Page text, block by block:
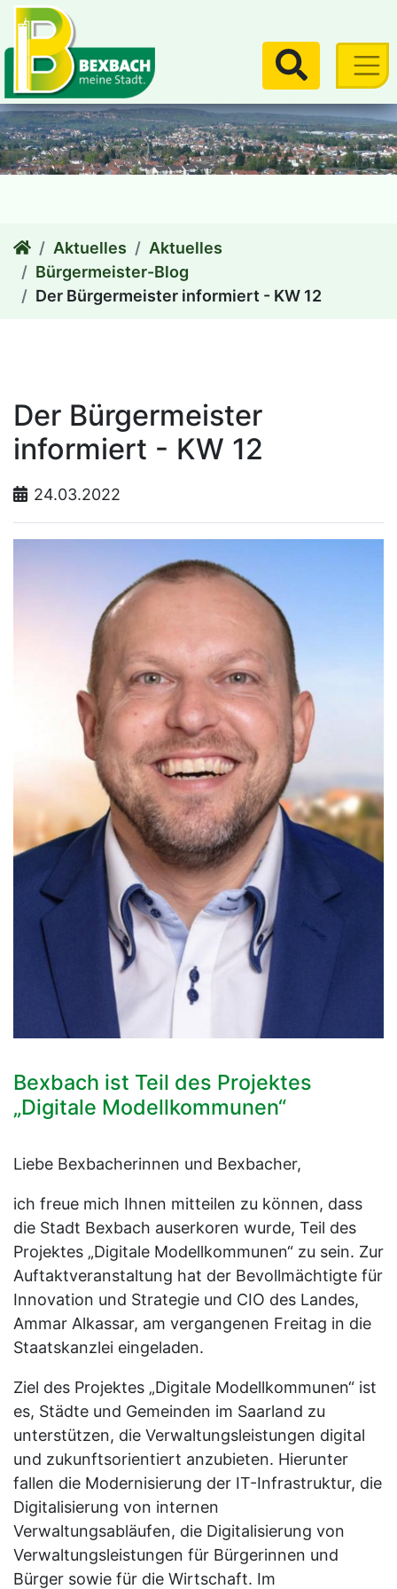
zum Inhalt
Suchen
Aktuelles
Aktuelles
Bürgermeister-Blog
Der Bürgermeister informiert - KW 12
Der Bürgermeister
informiert - KW 12
24.03.2022
Bexbach ist Teil des Projektes
„Digitale Modellkommunen“
Liebe Bexbacherinnen und Bexbacher,
ich freue mich Ihnen mitteilen zu können, dass
die Stadt Bexbach auserkoren wurde, Teil des
Projektes „Digitale Modellkommunen“ zu sein. Zur
Auftaktveranstaltung hat der Bevollmächtigte für
Innovation und Strategie und CIO des Landes,
Ammar Alkassar, am vergangenen Freitag in die
Staatskanzlei eingeladen.
Ziel des Projektes „Digitale Modellkommunen“ ist
es, Städte und Gemeinden im Saarland zu
unterstützen, die Verwaltungsleistungen digital
und zukunftsorientiert anzubieten. Hierunter
fallen die Modernisierung der IT-Infrastruktur, die
Digitalisierung von internen
Verwaltungsabläufen, die Digitalisierung von
Verwaltungsleistungen für Bürgerinnen und
Bürger sowie für die Wirtschaft. Im